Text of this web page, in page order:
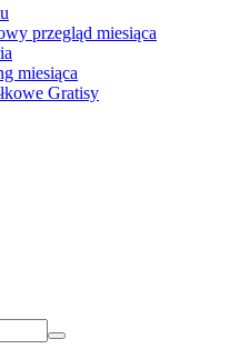
przegląd miesiąca
miesiąca
Gratisy